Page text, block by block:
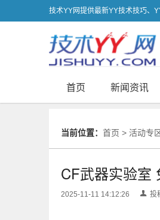
技术YY网提供最新YY技术技巧、
首页 新闻资讯
当前位置： 首页 > 活动专
CF武器实验室
2025-11-11 14:12:26 投